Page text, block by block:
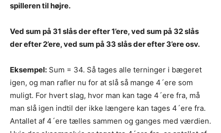
spilleren til højre.
Ved sum på 31 slås der efter 1’ere, ved sum på 32 slås
der efter 2’ere, ved sum på 33 slås der efter 3’ere osv.
Eksempel: Sum = 34. Så tages alle terninger i bægeret
igen, og man rafler nu for at slå så mange 4´ere som
muligt. For hvert slag, hvor man kan tage 4´ere fra, må
man slå igen indtil der ikke længere kan tages 4´ere fra.
Antallet af 4´ere tælles sammen og ganges med værdien.